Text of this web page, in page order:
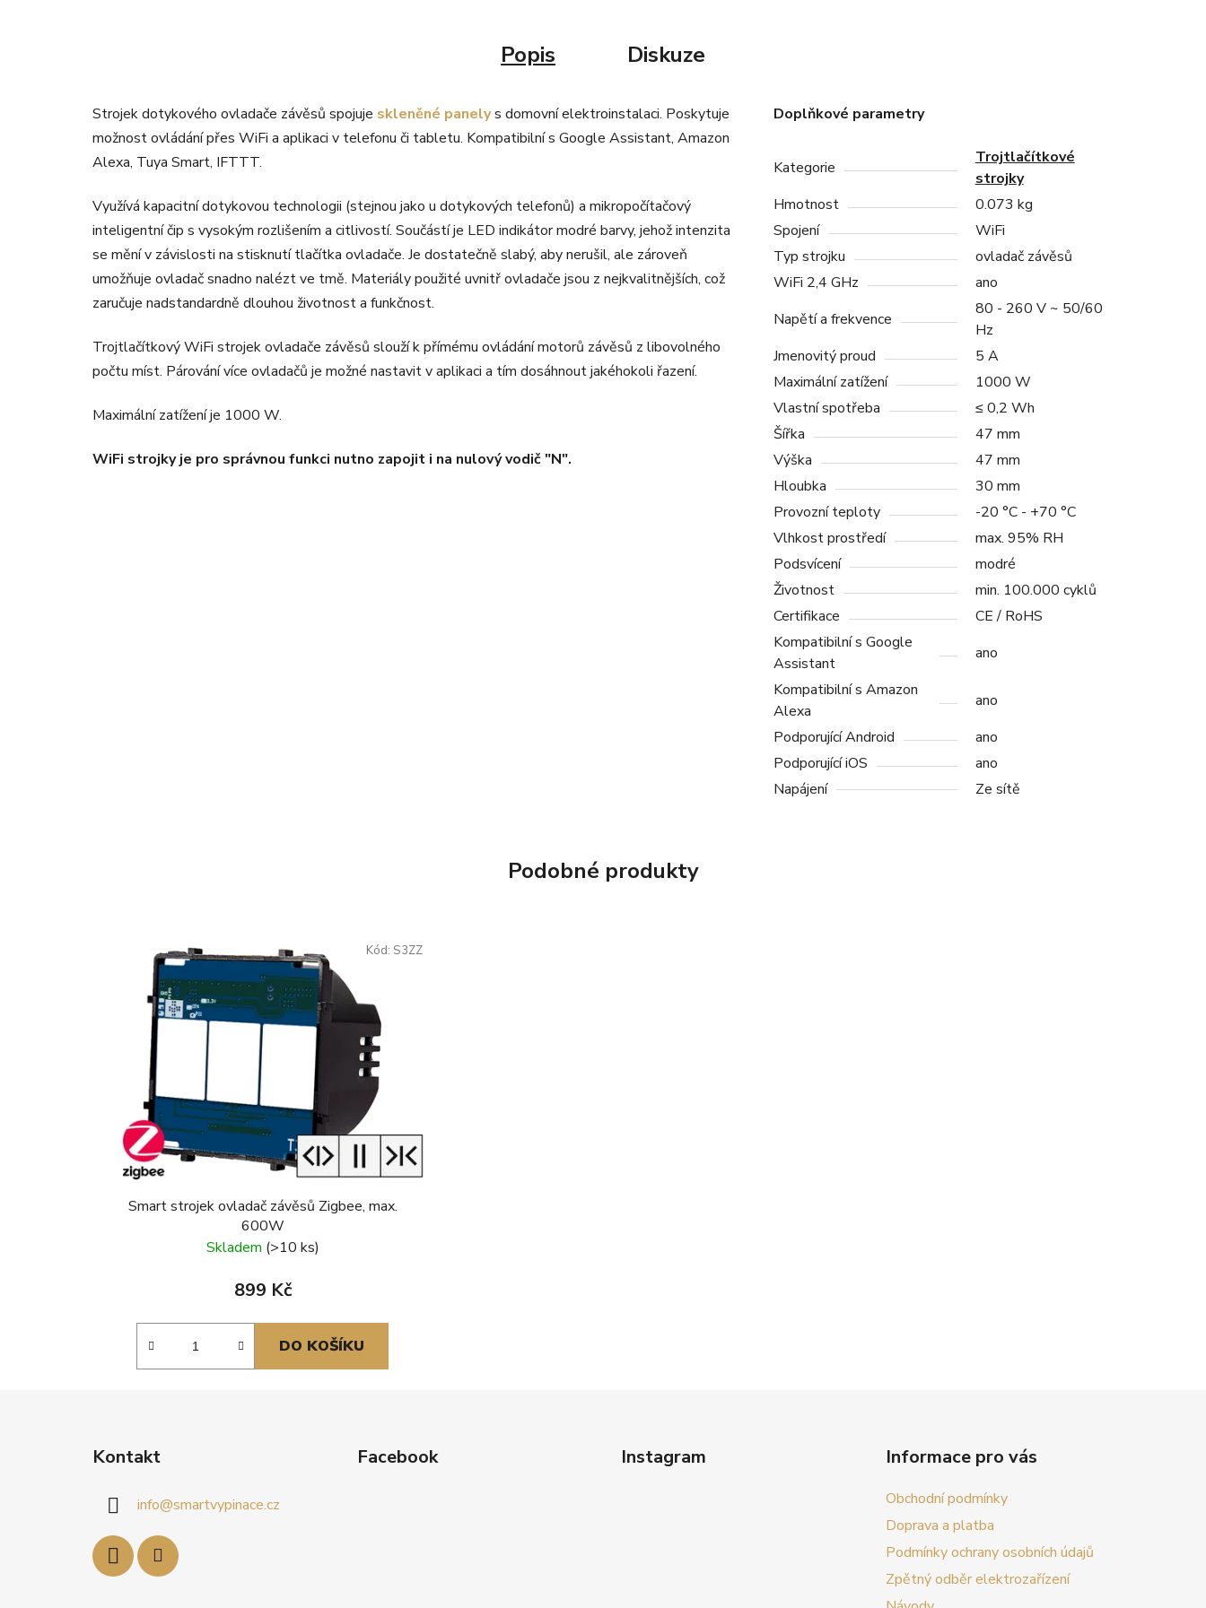
Popis Diskuze
Strojek dotykového ovladače závěsů spojuje skleněné panelys domovní elektroinstalaci. Poskytuje
možnost ovládání přes WiFi a aplikaci v telefonu či tabletu. Kompatibilní s Google Assistant, Amazon
Alexa, Tuya Smart, IFTTT.
Využívá kapacitní dotykovou technologii (stejnou jako u dotykových telefonů) a mikropočítačový
inteligentní čip s vysokým rozlišením a citlivostí. Součástí je LED indikátor modré barvy, jehož intenzita
se mění v závislosti na stisknutí tlačítka ovladače. Je dostatečně slabý, aby nerušil, ale zároveň
umožňuje ovladač snadno nalézt ve tmě. Materiály použité uvnitř ovladače jsou z nejkvalitnějších, což
zaručuje nadstandardně dlouhou životnost a funkčnost.
Trojtlačítkový WiFi strojek ovladače závěsů slouží k přímému ovládání motorů závěsů z libovolného
počtu míst. Párování více ovladačů je možné nastavit v aplikaci a tím dosáhnout jakéhokoli řazení.
Maximální zatížení je 1000 W.
WiFi strojky je pro správnou funkci nutno zapojit i na nulový vodič "N".
Doplňkové parametry
Kategorie
Trojtlačítkové
strojky
Hmotnost
0.073 kg
Spojení
WiFi
Typ strojku
ovladač závěsů
WiFi 2,4 GHz
ano
Napětí a frekvence
80 - 260 V ~ 50/60
Hz
Jmenovitý proud
5 A
Maximální zatížení
1000 W
Vlastní spotřeba
≤ 0,2 Wh
Šířka
47 mm
Výška
47 mm
Hloubka
30 mm
Provozní teploty
-20 °C - +70 °C
Vlhkost prostředí
max. 95% RH
Podsvícení
modré
Životnost
min. 100.000 cyklů
Certifikace
CE / RoHS
Kompatibilní s Google
Assistant
ano
Kompatibilní s Amazon
Alexa
ano
Podporující Android
ano
Podporující iOS
ano
Napájení
Ze sítě
Podobné produkty
Smart strojek ovladač závěsů Zigbee, max.
600W
Skladem (>10 ks)
899 Kč
DO KOŠÍKU
Kód: S3ZZ
Kontakt
info@smartvypinace.cz
Facebook Instagram Informace pro vás
Obchodní podmínky
Doprava a platba
Podmínky ochrany osobních údajů
Zpětný odběr elektrozařízení